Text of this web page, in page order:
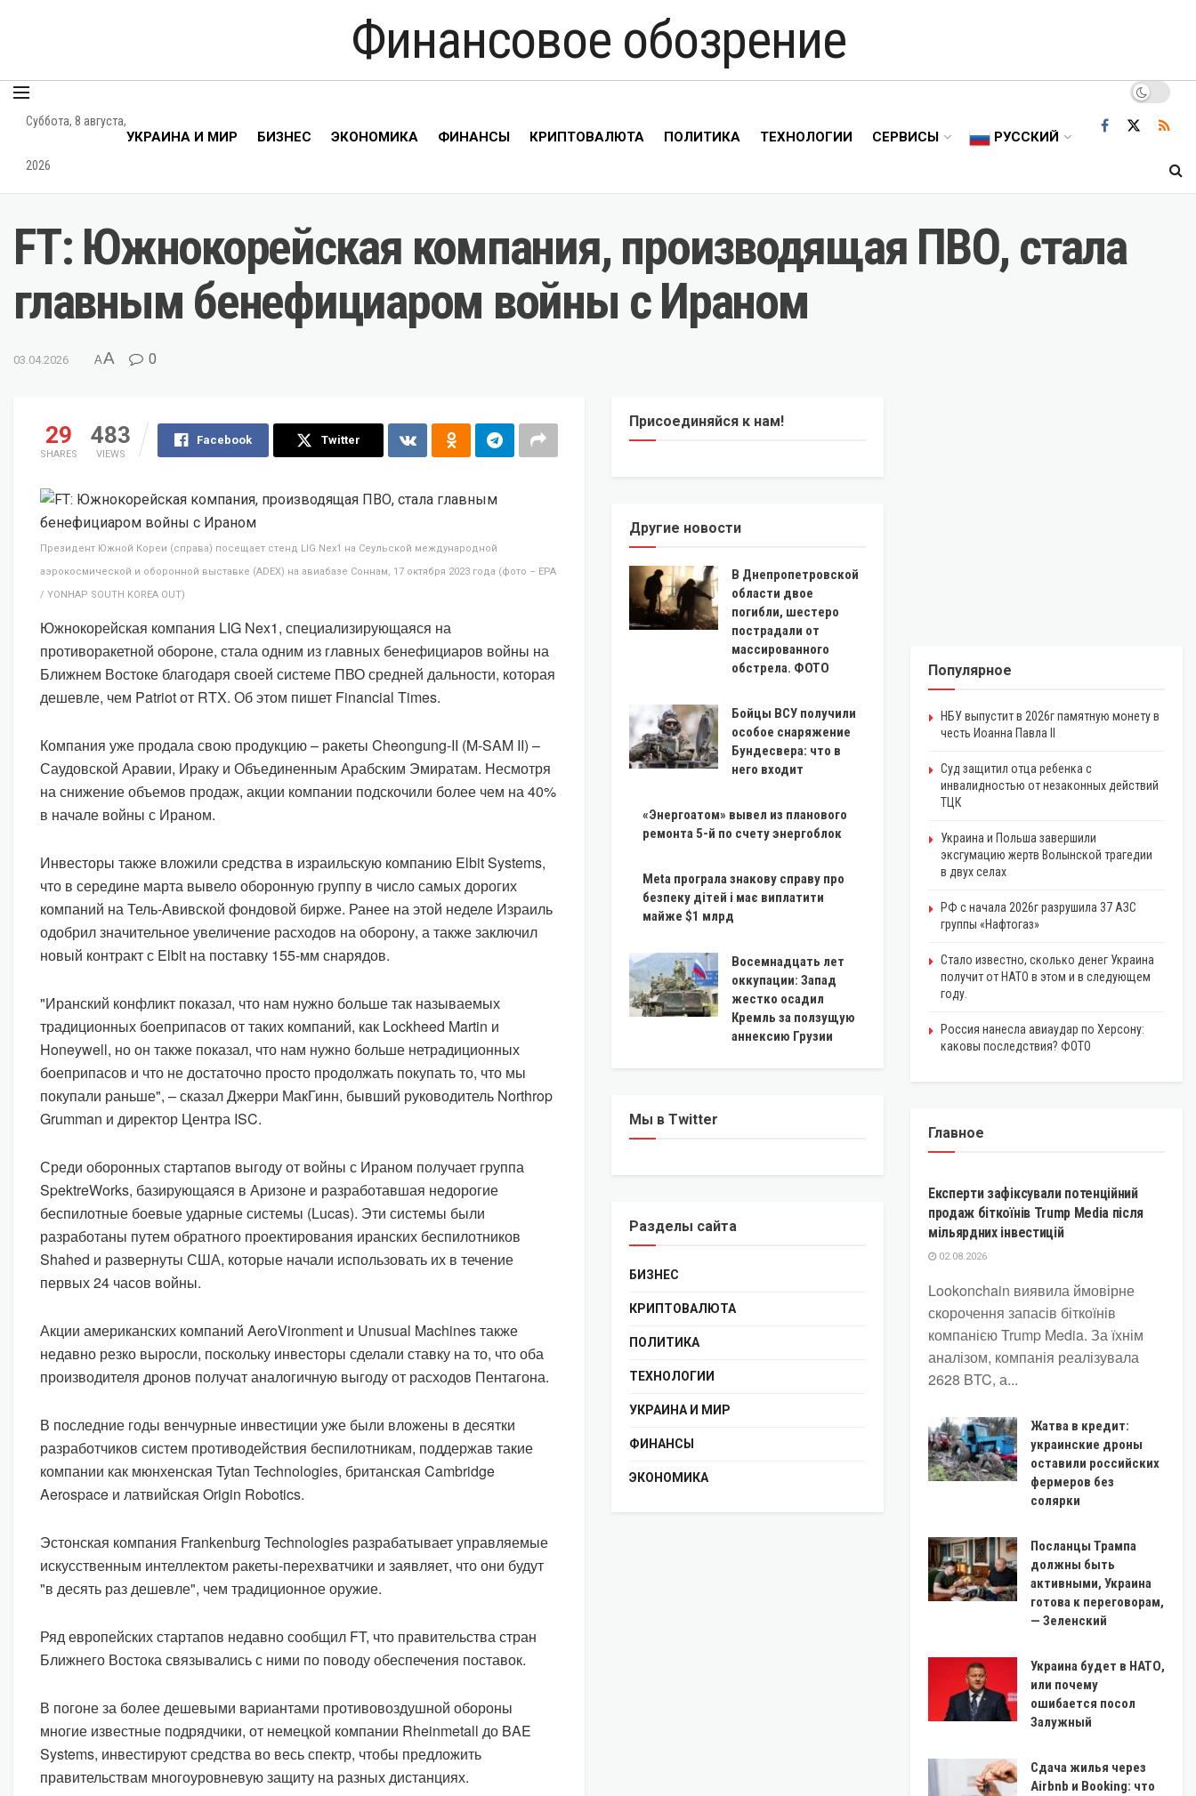
Финансовое обозрение
Суббота, 8 августа,
2026
УКРАИНА И МИР БИЗНЕС ЭКОНОМИКА ФИНАНСЫ КРИПТОВАЛЮТА ПОЛИТИКА ТЕХНОЛОГИИ СЕРВИСЫ РУССКИЙ
FT: Южнокорейская компания, производящая ПВО, стала
главным бенефициаром войны с Ираном
03.04.2026 AA 0
29
SHARES
483
VIEWS
Facebook Twitter
Президент Южной Кореи (справа) посещает стенд LIG Nex1 на Сеульской международной
аэрокосмической и оборонной выставке (ADEX) на авиабазе Соннам, 17 октября 2023 года (фото – EPA
/ YONHAP SOUTH KOREA OUT)
Южнокорейская компания LIG Nex1, специализирующаяся на
противоракетной обороне, стала одним из главных бенефициаров войны на
Ближнем Востоке благодаря своей системе ПВО средней дальности, которая
дешевле, чем Patriot от RTX. Об этом пишет Financial Times.
Компания уже продала свою продукцию – ракеты Cheongung-II (M-SAM II) –
Саудовской Аравии, Ираку и Объединенным Арабским Эмиратам. Несмотря
на снижение объемов продаж, акции компании подскочили более чем на 40%
в начале войны с Ираном.
Инвесторы также вложили средства в израильскую компанию Elbit Systems,
что в середине марта вывело оборонную группу в число самых дорогих
компаний на Тель-Авивской фондовой бирже. Ранее на этой неделе Израиль
одобрил значительное увеличение расходов на оборону, а также заключил
новый контракт с Elbit на поставку 155-мм снарядов.
"Иранский конфликт показал, что нам нужно больше так называемых
традиционных боеприпасов от таких компаний, как Lockheed Martin и
Honeywell, но он также показал, что нам нужно больше нетрадиционных
боеприпасов и что не достаточно просто продолжать покупать то, что мы
покупали раньше", – сказал Джерри МакГинн, бывший руководитель Northrop
Grumman и директор Центра ISC.
Среди оборонных стартапов выгоду от войны с Ираном получает группа
SpektreWorks, базирующаяся в Аризоне и разработавшая недорогие
беспилотные боевые ударные системы (Lucas). Эти системы были
разработаны путем обратного проектирования иранских беспилотников
Shahed и развернуты США, которые начали использовать их в течение
первых 24 часов войны.
Акции американских компаний AeroVironment и Unusual Machines также
недавно резко выросли, поскольку инвесторы сделали ставку на то, что оба
производителя дронов получат аналогичную выгоду от расходов Пентагона.
В последние годы венчурные инвестиции уже были вложены в десятки
разработчиков систем противодействия беспилотникам, поддержав такие
компании как мюнхенская Tytan Technologies, британская Cambridge
Aerospace и латвийская Origin Robotics.
Эстонская компания Frankenburg Technologies разрабатывает управляемые
искусственным интеллектом ракеты-перехватчики и заявляет, что они будут
"в десять раз дешевле", чем традиционное оружие.
Ряд европейских стартапов недавно сообщил FT, что правительства стран
Ближнего Востока связывались с ними по поводу обеспечения поставок.
В погоне за более дешевыми вариантами противовоздушной обороны
многие известные подрядчики, от немецкой компании Rheinmetall до BAE
Systems, инвестируют средства во весь спектр, чтобы предложить
правительствам многоуровневую защиту на разных дистанциях.
Присоединяйся к нам!
Другие новости
В Днепропетровской
области двое
погибли, шестеро
пострадали от
массированного
обстрела. ФОТО
Бойцы ВСУ получили
особое снаряжение
Бундесвера: что в
него входит
«Энергоатом» вывел из планового
ремонта 5-й по счету энергоблок
Meta програла знакову справу про
безпеку дітей і має виплатити
майже $1 млрд
Восемнадцать лет
оккупации: Запад
жестко осадил
Кремль за ползущую
аннексию Грузии
Мы в Twitter
Разделы сайта
БИЗНЕС
КРИПТОВАЛЮТА
ПОЛИТИКА
ТЕХНОЛОГИИ
УКРАИНА И МИР
ФИНАНСЫ
ЭКОНОМИКА
Популярное
НБУ выпустит в 2026г памятную монету в
честь Иоанна Павла II
Суд защитил отца ребенка с
инвалидностью от незаконных действий
ТЦК
Украина и Польша завершили
эксгумацию жертв Волынской трагедии
в двух селах
РФ с начала 2026г разрушила 37 АЗС
группы «Нафтогаз»
Стало известно, сколько денег Украина
получит от НАТО в этом и в следующем
году.
Россия нанесла авиаудар по Херсону:
каковы последствия? ФОТО
Главное
КРИПТОВАЛЮТА
Експерти зафіксували потенційний
продаж біткоїнів Trump Media після
мільярдних інвестицій
02.08.2026
Lookonchain виявила ймовірне
скорочення запасів біткоїнів
компанією Trump Media. За їхнім
аналізом, компанія реалізувала
2628 BTC, а...
Жатва в кредит:
украинские дроны
оставили российских
фермеров без
солярки
Посланцы Трампа
должны быть
активными, Украина
готова к переговорам,
— Зеленский
Украина будет в НАТО,
или почему
ошибается посол
Залужный
Сдача жилья через
Airbnb и Booking: что